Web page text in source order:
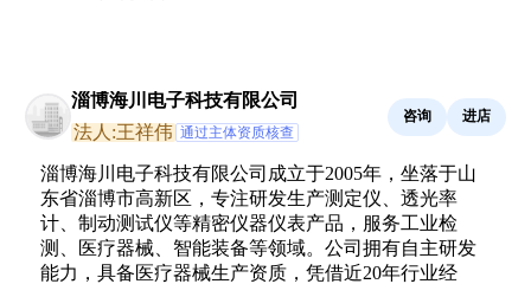
淄博海川电子科技有限公司
法人:王祥伟 通过主体资质核查
咨询 进店
淄博海川电子科技有限公司成立于2005年，坐落于山
东省淄博市高新区，专注研发生产测定仪、透光率
计、制动测试仪等精密仪器仪表产品，服务工业检
测、医疗器械、智能装备等领域。公司拥有自主研发
能力，具备医疗器械生产资质，凭借近20年行业经